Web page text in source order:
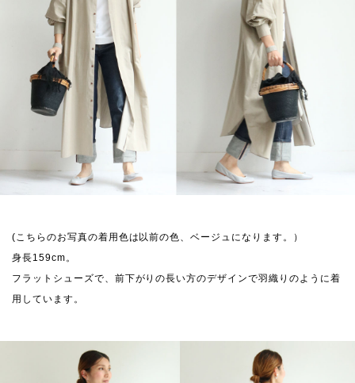
(こちらのお写真の着用色は以前の色、ベージュになります。）
身長159cm。
フラットシューズで、前下がりの長い方のデザインで羽織りのように着
用しています。